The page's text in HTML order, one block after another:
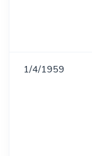
1/4/1959